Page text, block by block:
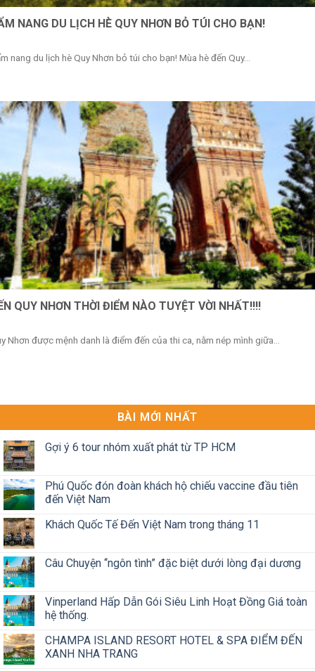
NANG DU LỊCH HÈ QUY NHƠN BỎ TÚI CHO BẠN!
nang du lịch hè Quy Nhơn bỏ túi cho bạn! Mùa hè đến Quy...
QUY NHƠN THỜI ĐIỂM NÀO TUYỆT VỜI NHẤT!!!!
Nhơn được mệnh danh là điểm đến của thi ca, nằm nép mình giữa...
BÀI MỚI NHẤT
Gợi ý 6 tour nhóm xuất phát từ TP HCM
Phú Quốc đón đoàn khách hộ chiếu vaccine đầu tiên
đến Việt Nam
Khách Quốc Tế Đến Việt Nam trong tháng 11
Câu Chuyện “ngôn tình” đặc biệt dưới lòng đại dương
Vinperland Hấp Dẫn Gói Siêu Linh Hoạt Đồng Giá toàn
hệ thống.
CHAMPA ISLAND RESORT HOTEL & SPA ĐIỂM ĐẾN
XANH NHA TRANG